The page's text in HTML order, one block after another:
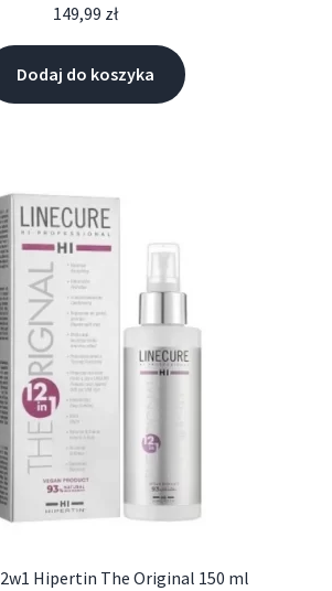
149,99 zł
Dodaj do koszyka
Hipertin The Original 150 ml